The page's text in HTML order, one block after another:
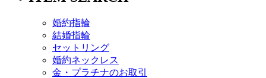
婚約指輪
結婚指輪
セットリング
婚約ネックレス
金・プラチナのお取引